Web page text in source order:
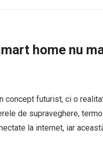
home nu
concept futurist, ci o
de supraveghere,
la internet, iar